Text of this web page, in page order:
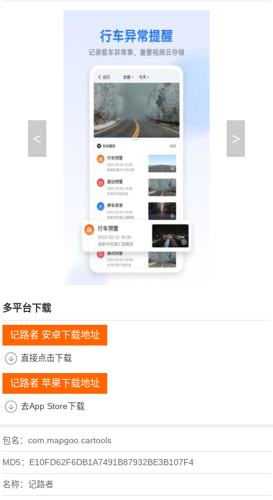
< >
多平台下载
记路者 安卓下载地址
直接点击下载
记路者 苹果下载地址
去App Store下载
包名：com.mapgoo.cartools
MD5：E10FD62F6DB1A7491B87932BE3B107F4
名称：记路者